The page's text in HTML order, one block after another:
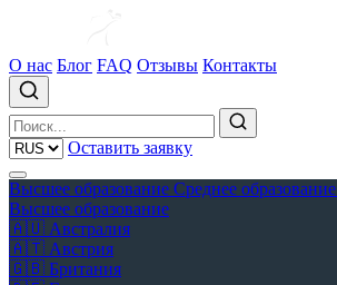
О нас Блог FAQ Отзывы Контакты
Оставить заявку
Высшее образование Среднее образование
Высшее образование
🇦🇺 Австралия
🇦🇹 Австрия
🇬🇧 Британия